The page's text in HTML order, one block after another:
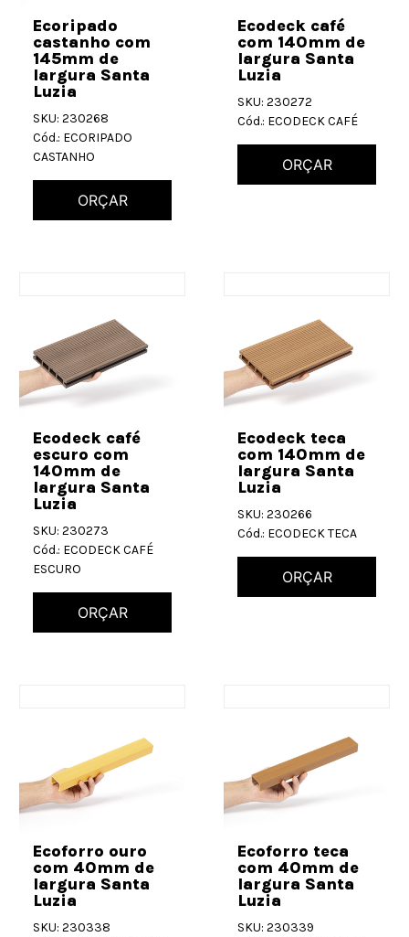
Ecoripado
castanho com
145mm de
largura Santa
Luzia
SKU: 230268
Cód.: ECORIPADO
CASTANHO
ORÇAR
Ecodeck café
com 140mm de
largura Santa
Luzia
SKU: 230272
Cód.: ECODECK CAFÉ
ORÇAR
Ecodeck café
escuro com
140mm de
largura Santa
Luzia
SKU: 230273
Cód.: ECODECK CAFÉ
ESCURO
ORÇAR
Ecodeck teca
com 140mm de
largura Santa
Luzia
SKU: 230266
Cód.: ECODECK TECA
ORÇAR
Ecoforro ouro
com 40mm de
largura Santa
Luzia
SKU: 230338
Ecoforro teca
com 40mm de
largura Santa
Luzia
SKU: 230339